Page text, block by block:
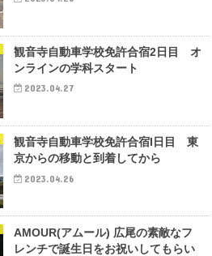
観音寺自動車学校免許合宿2日目 オ
ンラインの学科スタート
2023.04.27
観音寺自動車学校免許合宿I日目 東
京からの移動と到着してから
2023.04.26
AMOUR(アムール) 広尾の素敵なフ
レンチで誕生日をお祝いしてもらい